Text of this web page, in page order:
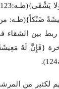
ربط بين الشقاء
{فَإِنَّ لَهُ
لكثير من